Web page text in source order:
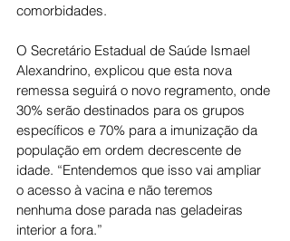
comorbidades.
O Secretário Estadual de Saúde Ismael
Alexandrino, explicou que esta nova
remessa seguirá o novo regramento, onde
30% serão destinados para os grupos
específicos e 70% para a imunização da
população em ordem decrescente de
idade. “Entendemos que isso vai ampliar
o acesso à vacina e não teremos
nenhuma dose parada nas geladeiras
interior a fora.”